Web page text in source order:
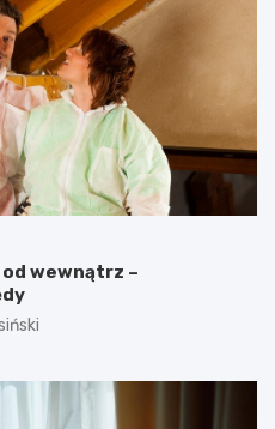
wewnątrz –